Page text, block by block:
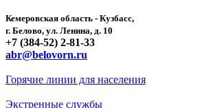
Кемеровская область - Кузбасс,
г. Белово, ул. Ленина, д. 10
+7 (384-52) 2-81-33
abr@belovorn.ru
Горячие линии для населения
Экстренные службы